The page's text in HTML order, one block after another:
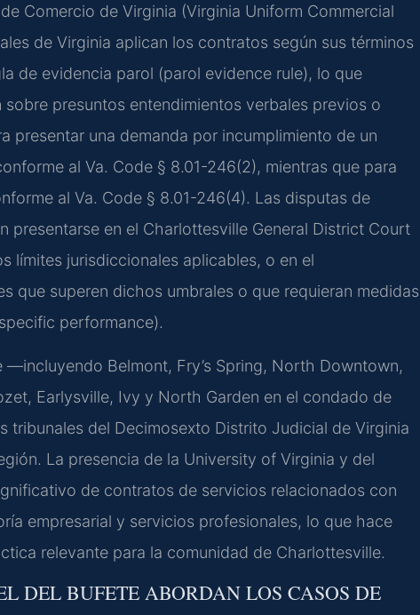
Comercio de Virginia (Virginia Uniform Commercial
de Virginia aplican los contratos según sus términos
de evidencia parol (parol evidence rule), lo que
presuntos entendimientos verbales previos o
presentar una demanda por incumplimiento de un
al Va. Code § 8.01-246(2), mientras que para
al Va. Code § 8.01-246(4). Las disputas de
en el Charlottesville General District Court
límites jurisdiccionales aplicables, o en el
que superen dichos umbrales o que requieran medidas
performance).
Belmont, Fry’s Spring, North Downtown,
Earlysville, Ivy y North Garden en el condado de
del Decimosexto Distrito Judicial de Virginia
La presencia de la University of Virginia y del
de contratos de servicios relacionados con
empresarial y servicios profesionales, lo que hace
relevante para la comunidad de Charlottesville.
DEL BUFETE ABORDAN LOS CASOS DE